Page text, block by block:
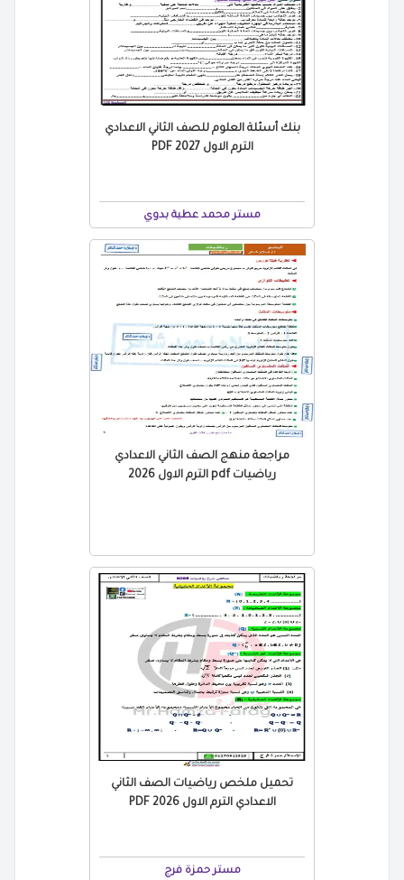
بنك أسئلة العلوم للصف الثاني الاعدادي
الترم الاول 2027 PDF
مستر محمد عطية بدوي
مراجعة منهج الصف الثاني الاعدادي
رياضيات pdf الترم الاول 2026
تحميل ملخص رياضيات الصف الثاني
الاعدادي الترم الاول 2026 PDF
مستر حمزة فرج